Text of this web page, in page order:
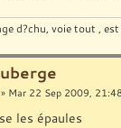
d?chu, voie tout ,
» Mar 22 Sep 2009,
les épaules